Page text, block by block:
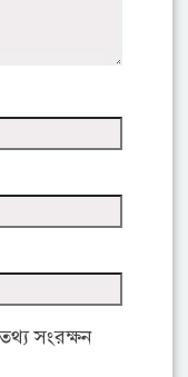
সংরক্ষন